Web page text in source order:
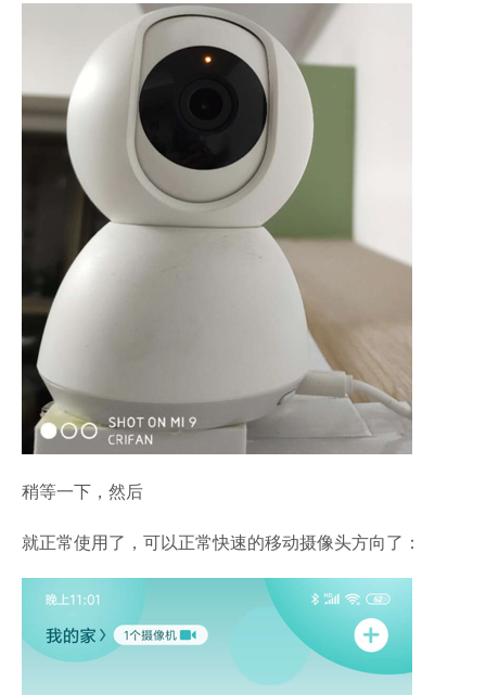
稍等一下，然后
就正常使用了，可以正常快速的移动摄像头方向了：